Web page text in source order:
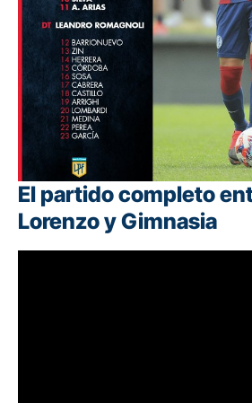
El partido completo
Lorenzo y Gimnasia